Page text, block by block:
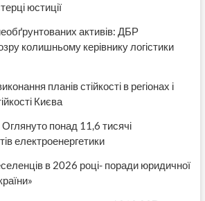
юстиції
активів: ДБР
колишньому керівнику логістики
планів стійкості в регіонах і
Києва
понад 11,6 тисячі
електроенергетики
в 2026 році- поради юридичної